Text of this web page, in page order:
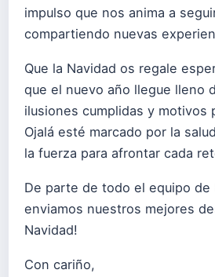
impulso que nos anima a
compartiendo nuevas
Que la Navidad os regale
que el nuevo año llegue lleno
ilusiones cumplidas y motivos
Ojalá esté marcado por la
la fuerza para afrontar cada
De parte de todo el equipo de
enviamos nuestros mejores
Navidad!
Con cariño,